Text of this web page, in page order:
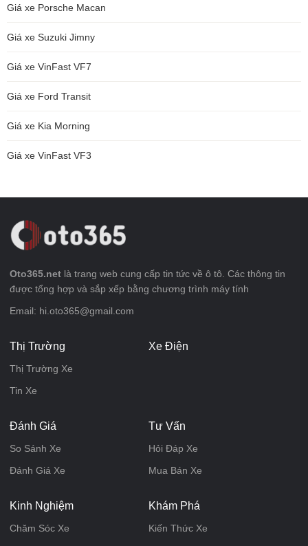
Giá xe Porsche Macan
Giá xe Suzuki Jimny
Giá xe VinFast VF7
Giá xe Ford Transit
Giá xe Kia Morning
Giá xe VinFast VF3
Oto365.net là trang web cung cấp tin tức về ô tô. Các thông tin
được tổng hợp và sắp xếp bằng chương trình máy tính
Email: hi.oto365@gmail.com
Thị Trường
Thị Trường Xe
Tin Xe
Xe Điện
Đánh Giá
So Sánh Xe
Đánh Giá Xe
Tư Vấn
Hỏi Đáp Xe
Mua Bán Xe
Kinh Nghiệm
Chăm Sóc Xe
Khám Phá
Kiến Thức Xe